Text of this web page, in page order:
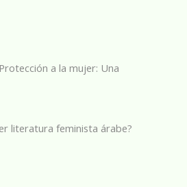
a la mujer: Una
literatura feminista árabe?